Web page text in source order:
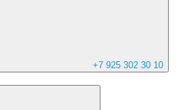
+7 925 302 30 10